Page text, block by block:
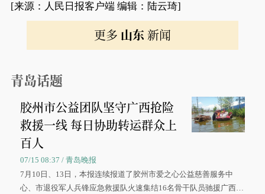
[来源：人民日报客户端 编辑：陆云琦]
更多 山东 新闻
青岛话题
胶州市公益团队坚守广西抢险
救援一线 每日协助转运群众上
百人
07/15 08:37 / 青岛晚报
7月10日、13日，本报连续报道了胶州市爱之心公益慈善服务中
心、市退役军人兵锋应急救援队火速集结16名骨干队员驰援广西灾